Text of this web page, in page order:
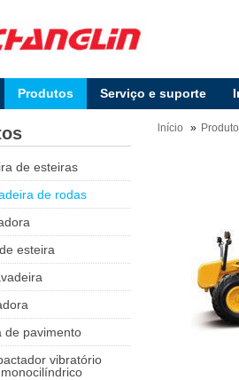
Produtos Serviço e suporte
lnício
de esteiras
de rodas
esteira
de pavimento
vibratório